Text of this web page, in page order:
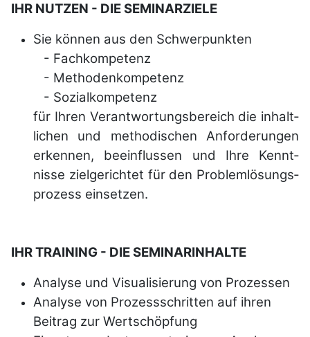
IHR NUTZEN - DIE SEMINARZIELE
Sie können aus den Schwerpunkten
- Fachkompetenz
- Methodenkompetenz
- Sozialkompetenz
für Ihren Verant­wortungs­bereich die inhalt­
lichen und metho­dischen Anfor­derungen
erkennen, beein­flussen und Ihre Kennt­
nisse zielgerichtet für den Problem­lösungs­
prozess einsetzen.
IHR TRAINING - DIE SEMINARINHALTE
Analyse und Visualisierung von Prozessen
Analyse von Prozessschritten auf ihren
Beitrag zur Wert­schöpfung